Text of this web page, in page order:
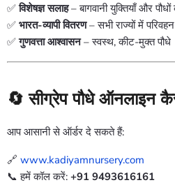
✅विशेषज्ञ सलाह– बागवानी युक्तियाँ और
✅ भारत-व्यापी वितरण– सभी राज्यों में
✅गुणवत्ता आश्वासन– स्वस्थ, कीट-मुक्त पौधे
🔄 सीग्रेप पौधे ऑनलाइन
आप आसानी से ऑर्डर दे सकते हैं:
🔗 www.kadiyamnursery.com
📞 हमें कॉल करें: +91 9493616161